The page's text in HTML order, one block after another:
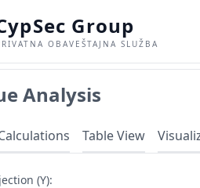
Group
OBAVEŠTAJNA SLUŽBA
Analysis
Table View
(Y):